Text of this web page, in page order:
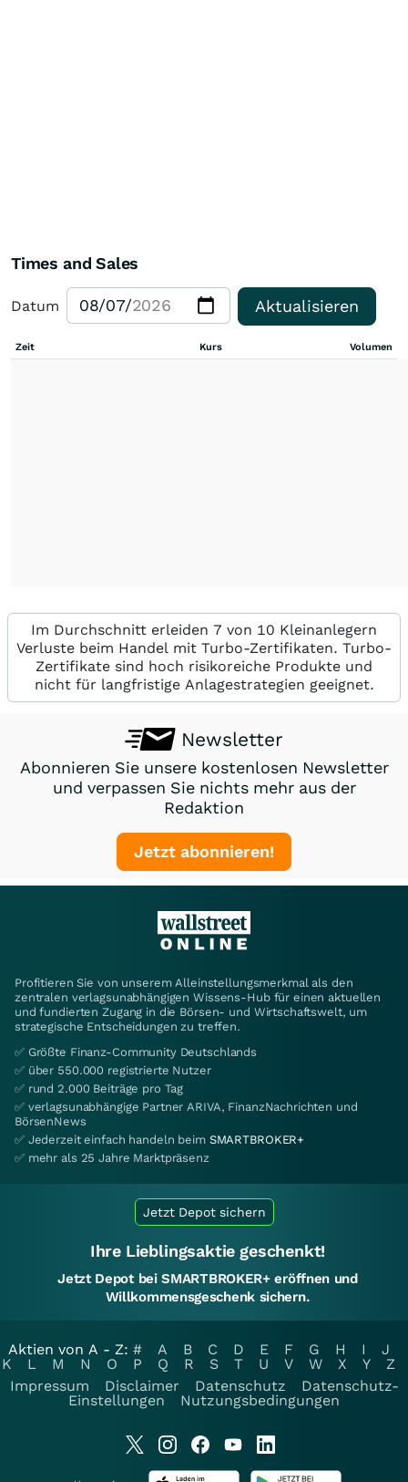
Times and Sales
Datum Aktualisieren
Zeit Kurs Volumen
Im Durchschnitt erleiden 7 von 10 Kleinanlegern
Verluste beim Handel mit Turbo-Zertifikaten. Turbo-
Zertifikate sind hoch risikoreiche Produkte und
nicht für langfristige Anlagestrategien geeignet.
Newsletter
Abonnieren Sie unsere kostenlosen Newsletter
und verpassen Sie nichts mehr aus der
Redaktion
Jetzt abonnieren!
Profitieren Sie von unserem Alleinstellungsmerkmal als den
zentralen verlagsunabhängigen Wissens-Hub für einen aktuellen
und fundierten Zugang in die Börsen- und Wirtschaftswelt, um
strategische Entscheidungen zu treffen.
✅ Größte Finanz-Community Deutschlands
✅ über 550.000 registrierte Nutzer
✅ rund 2.000 Beiträge pro Tag
✅ verlagsunabhängige Partner ARIVA, FinanzNachrichten und
BörsenNews
✅ Jederzeit einfach handeln beim SMARTBROKER+
✅ mehr als 25 Jahre Marktpräsenz
Jetzt Depot sichern
Ihre Lieblingsaktie geschenkt!
Jetzt Depot bei SMARTBROKER+ eröffnen und
Willkommensgeschenk sichern.
Aktien von A - Z: # A B C D E F G H I
J
K
L M N O P Q R S T U V W X Y
Z
Impressum
Disclaimer Datenschutz
Datenschutz-
Einstellungen
Nutzungsbedingungen